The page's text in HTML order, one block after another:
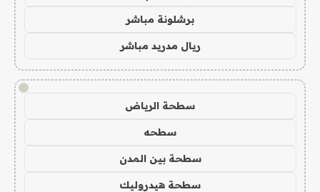
برشلونة مباشر
ريال مدريد مباشر
!
سطحة الرياض
سطحه
سطحة بين المدن
سطحة هيدروليك